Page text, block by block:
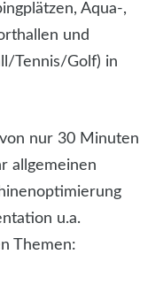
Aqua-,
und
Tennis/Golf) in
nur 30 Minuten
allgemeinen
u.a.
Themen: